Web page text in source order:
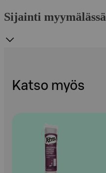
Sijainti myymälässä
Katso myös